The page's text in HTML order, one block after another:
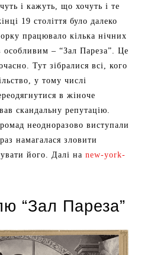
і кажуть, що хочуть і те
19 століття було далеко
працювало кілька нічних
особливим – “Зал Пареза”. Це
Тут зібралися всі, кого
у тому числі
в жіноче
скандальну репутацію.
неодноразово виступали
намагалася зловити
його. Далі на new-york-
“Зал Пареза”